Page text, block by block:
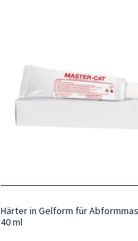
Härter in Gelform für
40 ml